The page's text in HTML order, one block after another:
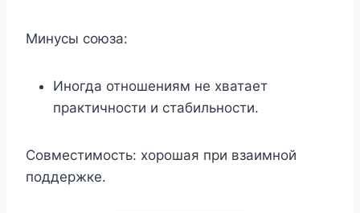
Минусы союза:
Иногда отношениям не хватает
практичности и стабильности.
Совместимость: хорошая при взаимной
поддержке.